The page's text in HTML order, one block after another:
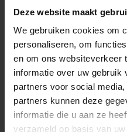
Deze website maakt
We gebruiken cookies om
personaliseren, om
en om ons websiteverkeer
informatie over uw gebruik
partners voor social
partners kunnen deze
informatie die u aan ze
verzameld op basis van
recordhoogte
Uit berekeningen van
gemiddeld 86,4% van
rating van onder de 1%
verbetering ten opzichte
(83,5%). Vanaf 2015 is
percentage zichtbaar.